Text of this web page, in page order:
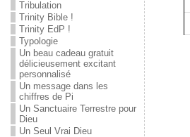
Tribulation
Trinity Bible !
Trinity EdP !
Typologie
Un beau cadeau gratuit
délicieusement excitant
personnalisé
Un message dans les
chiffres de Pi
Un Sanctuaire Terrestre pour
Dieu
Un Seul Vrai Dieu